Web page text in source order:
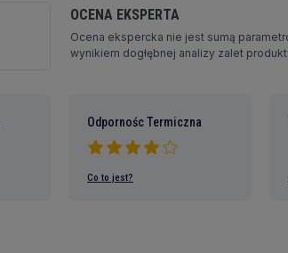
OCENA EKSPERTA
Ocena ekspercka nie jest sumą
wynikiem dogłębnej analizy zalet
Odpornośc Termiczna
Co to jest?